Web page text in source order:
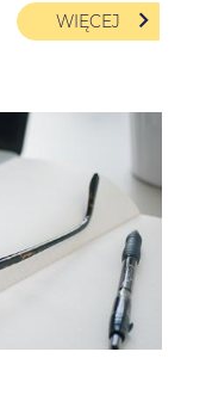
WIĘCEJ